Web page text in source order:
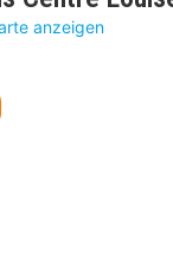
anzeigen